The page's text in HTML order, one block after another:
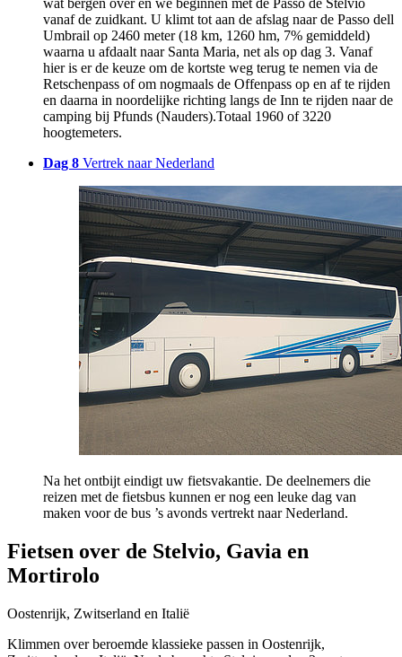
wat bergen over en we beginnen met de Passo de Stelvio
vanaf de zuidkant. U klimt tot aan de afslag naar de Passo dell
Umbrail op 2460 meter (18 km, 1260 hm, 7% gemiddeld)
waarna u afdaalt naar Santa Maria, net als op dag 3. Vanaf
hier is er de keuze om de kortste weg terug te nemen via de
Retschenpass of om nogmaals de Offenpass op en af te rijden
en daarna in noordelijke richting langs de Inn te rijden naar de
camping bij Pfunds (Nauders).Totaal 1960 of 3220
hoogtemeters.
Dag 8 Vertrek naar Nederland
Na het ontbijt eindigt uw fietsvakantie. De deelnemers die
reizen met de fietsbus kunnen er nog een leuke dag van
maken voor de bus ’s avonds vertrekt naar Nederland.
Fietsen over de Stelvio, Gavia en
Mortirolo
Oostenrijk, Zwitserland en Italië
Klimmen over beroemde klassieke passen in Oostenrijk,